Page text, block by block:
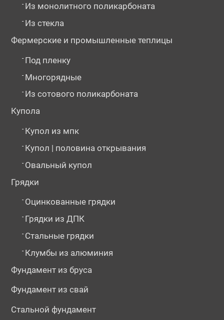
- Из монолитного поликарбоната
- Из стекла
Фермерские и промышленные теплицы
- Под пленку
- Многорядные
- Из сотового поликарбоната
Купола
- Купол из мпк
- Купол | половина открывания
- Овальный купол
Грядки
- Оцинкованные грядки
- Грядки из ДПК
- Стальные грядки
- Клумбы из алюминия
Фундамент из бруса
Фундамент из свай
Стальной фундамент